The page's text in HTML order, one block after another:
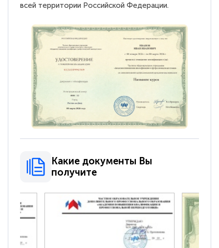
всей территории Российской Федерации.
Какие документы Вы
получите